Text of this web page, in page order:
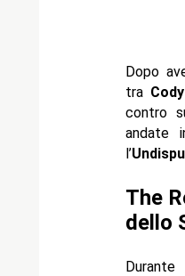
Dopo
traCody
contro
andate
l’
The
dello